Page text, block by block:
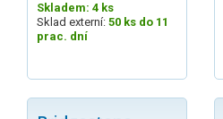
Skladem: 4 ks
Sklad externí: 50 ks do 11
prac. dní